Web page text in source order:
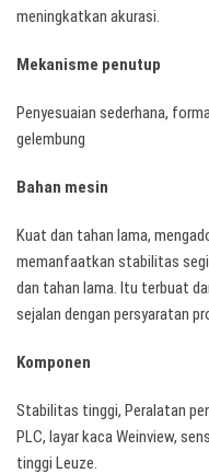
meningkatkan akurasi.
Mekanisme penutup
Penyesuaian sederhana,
gelembung
Bahan mesin
Kuat dan tahan lama,
memanfaatkan stabilitas
dan tahan lama. Itu terbuat
sejalan dengan persyaratan
Komponen
Stabilitas tinggi, Peralatan
PLC, layar kaca Weinview,
tinggi Leuze.